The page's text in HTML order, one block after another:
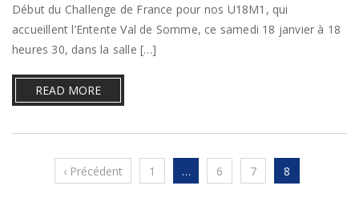
Début du Challenge de France pour nos U18M1, qui
accueillent l’Entente Val de Somme, ce samedi 18 janvier à 18
heures 30, dans la salle […]
READ MORE
‹ Précédent 1 … 6 7 8